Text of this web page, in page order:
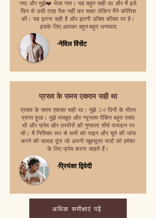
गया और मुझे❤️ भेजा गया। यह बहुत सही था और मैं इसे
फिर से उसी तरह पैक नहीं कर सका लेकिन मैंने कोशिश
की। यह इतना सही है और इतनी उचित कीमत पर है।
इसके लिए आपका बहुत-बहुत धन्यवाद
-नेविल विंसेंट
प्रसव के समय एकदम सही था
प्रसव के समय एकदम सही था। मुझे 3-4 दिनों के भीतर
प्राप्त हुआ। मुझे मजबूत और न्यूनतम पैकिंग बहुत पसंद
थी और फ्रेम और तस्वीरों की गुणवत्ता शीर्ष पायदान पर
थी। मैं निश्चित रूप से सभी को पाइन और चूने की जांच
करने की सलाह दूंगा जो अपनी खूबसूरत यादों को हमेशा
के लिए फ्रेम करना चाहते हैं।
-प्रियंका द्विवेदी
अधिक समीक्षाएं पढ़ें